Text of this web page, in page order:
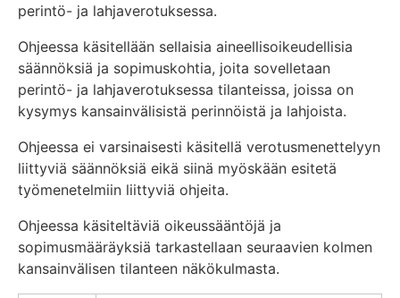
perintö- ja lahjaverotuksessa.
Ohjeessa käsitellään sellaisia aineellisoikeudellisia
säännöksiä ja sopimuskohtia, joita sovelletaan
perintö- ja lahjaverotuksessa tilanteissa, joissa on
kysymys kansainvälisistä perinnöistä ja lahjoista.
Ohjeessa ei varsinaisesti käsitellä verotusmenettelyyn
liittyviä säännöksiä eikä siinä myöskään esitetä
työmenetelmiin liittyviä ohjeita.
Ohjeessa käsiteltäviä oikeussääntöjä ja
sopimusmääräyksiä tarkastellaan seuraavien kolmen
kansainvälisen tilanteen näkökulmasta.